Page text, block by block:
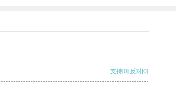
支持[0] 反对[0]